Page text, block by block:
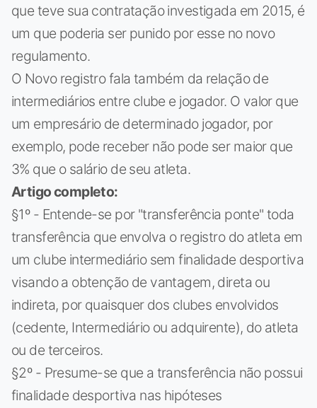
que teve sua contratação investigada em 2015, é
um que poderia ser punido por esse no novo
regulamento.
O Novo registro fala também da relação de
intermediários entre clube e jogador. O valor que
um empresário de determinado jogador, por
exemplo, pode receber não pode ser maior que
3% que o salário de seu atleta.
Artigo completo:
§1º - Entende-se por "transferência ponte" toda
transferência que envolva o registro do atleta em
um clube intermediário sem finalidade desportiva
visando a obtenção de vantagem, direta ou
indireta, por quaisquer dos clubes envolvidos
(cedente, Intermediário ou adquirente), do atleta
ou de terceiros.
§2º - Presume-se que a transferência não possui
finalidade desportiva nas hipóteses